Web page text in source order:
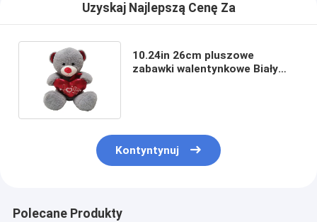
Uzyskaj Najlepszą Cenę Za
10.24in 26cm pluszowe
zabawki walentynkowe Biały
Kontyntynuj
Polecane Produkty